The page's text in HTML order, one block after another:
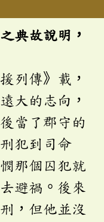
典故說明，
列傳》載，
大的志向，
當了郡守的
犯到司命
那個囚犯就
避禍。後來
，但他並沒